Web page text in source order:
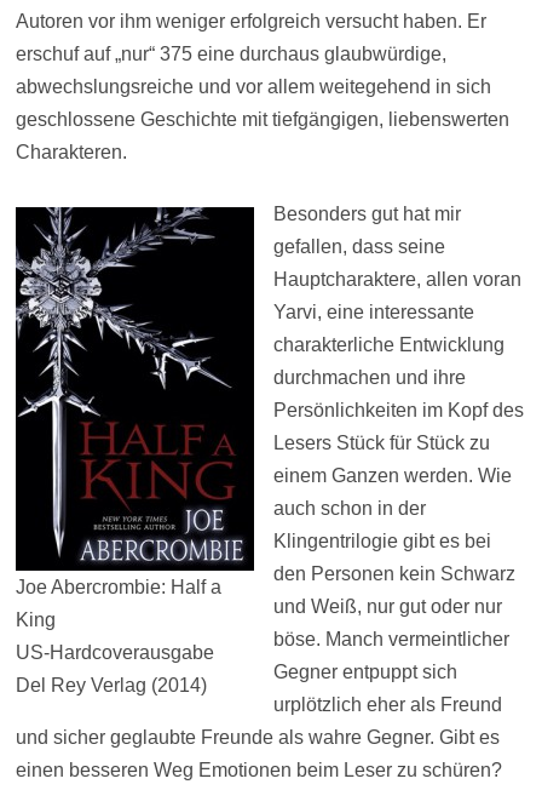
Autoren vor ihm weniger erfolgreich versucht haben. Er
erschuf auf „nur“ 375 eine durchaus glaubwürdige,
abwechslungsreiche und vor allem weitegehend in sich
geschlossene Geschichte mit tiefgängigen, liebenswerten
Charakteren.
Joe Abercrombie: Half a
King
US-Hardcoverausgabe
Del Rey Verlag (2014)
Besonders gut hat mir
gefallen, dass seine
Hauptcharaktere, allen voran
Yarvi, eine interessante
charakterliche Entwicklung
durchmachen und ihre
Persönlichkeiten im Kopf des
Lesers Stück für Stück zu
einem Ganzen werden. Wie
auch schon in der
Klingentrilogie gibt es bei
den Personen kein Schwarz
und Weiß, nur gut oder nur
böse. Manch vermeintlicher
Gegner entpuppt sich
urplötzlich eher als Freund
und sicher geglaubte Freunde als wahre Gegner. Gibt es
einen besseren Weg Emotionen beim Leser zu schüren?